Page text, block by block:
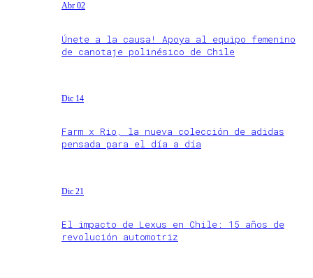
Abr 02
Únete a la causa! Apoya al equipo femenino
de canotaje polinésico de Chile
Dic 14
Farm x Rio, la nueva colección de adidas
pensada para el día a día
Dic 21
El impacto de Lexus en Chile: 15 años de
revolución automotriz